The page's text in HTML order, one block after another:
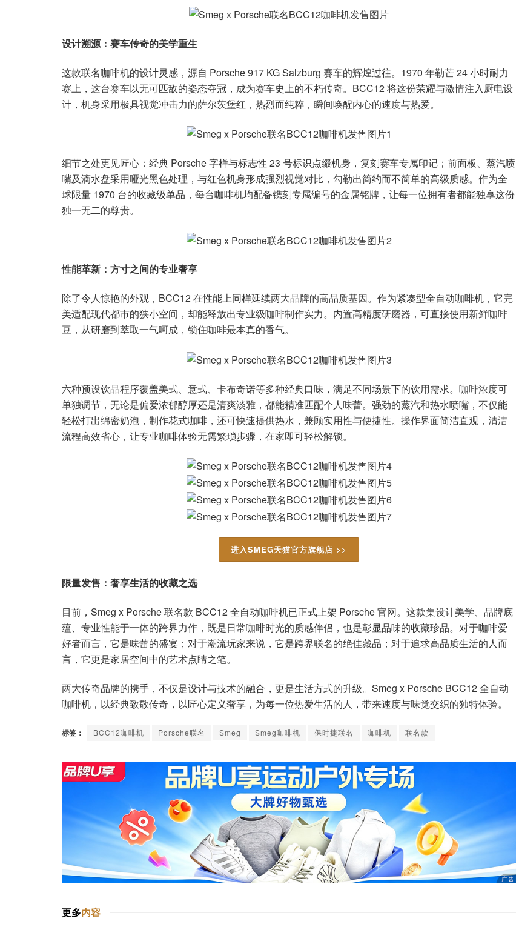
设计溯源：赛车传奇的美学重生
这款联名咖啡机的设计灵感，源自 Porsche 917 KG Salzburg 赛车的辉煌过往。1970 年勒芒 24 小时耐力
赛上，这台赛车以无可匹敌的姿态夺冠，成为赛车史上的不朽传奇。BCC12 将这份荣耀与激情注入厨电设
计，机身采用极具视觉冲击力的萨尔茨堡红，热烈而纯粹，瞬间唤醒内心的速度与热爱。
细节之处更见匠心：经典 Porsche 字样与标志性 23 号标识点缀机身，复刻赛车专属印记；前面板、蒸汽喷
嘴及滴水盘采用哑光黑色处理，与红色机身形成强烈视觉对比，勾勒出简约而不简单的高级质感。作为全
球限量 1970 台的收藏级单品，每台咖啡机均配备镌刻专属编号的金属铭牌，让每一位拥有者都能独享这份
独一无二的尊贵。
性能革新：方寸之间的专业奢享
除了令人惊艳的外观，BCC12 在性能上同样延续两大品牌的高品质基因。作为紧凑型全自动咖啡机，它完
美适配现代都市的狭小空间，却能释放出专业级咖啡制作实力。内置高精度研磨器，可直接使用新鲜咖啡
豆，从研磨到萃取一气呵成，锁住咖啡最本真的香气。
六种预设饮品程序覆盖美式、意式、卡布奇诺等多种经典口味，满足不同场景下的饮用需求。咖啡浓度可
单独调节，无论是偏爱浓郁醇厚还是清爽淡雅，都能精准匹配个人味蕾。强劲的蒸汽和热水喷嘴，不仅能
轻松打出绵密奶泡，制作花式咖啡，还可快速提供热水，兼顾实用性与便捷性。操作界面简洁直观，清洁
流程高效省心，让专业咖啡体验无需繁琐步骤，在家即可轻松解锁。
进入SMEG天猫官方旗舰店 >>
限量发售：奢享生活的收藏之选
目前，Smeg x Porsche 联名款 BCC12 全自动咖啡机已正式上架 Porsche 官网。这款集设计美学、品牌底
蕴、专业性能于一体的跨界力作，既是日常咖啡时光的质感伴侣，也是彰显品味的收藏珍品。对于咖啡爱
好者而言，它是味蕾的盛宴；对于潮流玩家来说，它是跨界联名的绝佳藏品；对于追求高品质生活的人而
言，它更是家居空间中的艺术点睛之笔。
两大传奇品牌的携手，不仅是设计与技术的融合，更是生活方式的升级。Smeg x Porsche BCC12 全自动
咖啡机，以经典致敬传奇，以匠心定义奢享，为每一位热爱生活的人，带来速度与味觉交织的独特体验。
标签： BCC12咖啡机 Porsche联名 Smeg Smeg咖啡机 保时捷联名 咖啡机 联名款
更多内容